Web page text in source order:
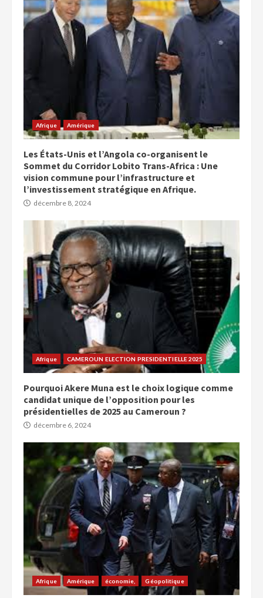
Afrique Amérique
Les États-Unis et l’Angola co-organisent le
Sommet du Corridor Lobito Trans-Africa : Une
vision commune pour l’infrastructure et
l’investissement stratégique en Afrique.
décembre 8, 2024
Afrique CAMEROUN ELECTION PRESIDENTIELLE 2025
Pourquoi Akere Muna est le choix logique comme
candidat unique de l’opposition pour les
présidentielles de 2025 au Cameroun ?
décembre 6, 2024
Afrique Amérique économie, Géopolitique